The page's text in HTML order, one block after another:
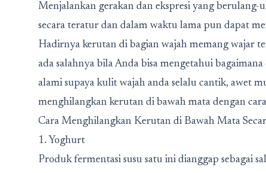
Menjalankan gerakan dan ekspresi yang
secara teratur dan dalam waktu lama pun dapat
Hadirnya kerutan di bagian wajah memang wajar
ada salahnya bila Anda bisa mengetahui
alami supaya kulit wajah anda selalu cantik, awet
menghilangkan kerutan di bawah mata dengan
Cara Menghilangkan Kerutan di Bawah Mata
1. Yoghurt
Produk fermentasi susu satu ini dianggap sebagai